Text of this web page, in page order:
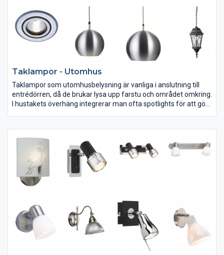
Taklampor - Utomhus
Taklampor som utomhusbelysning är vanliga i anslutning till
entrédörren, då de brukar lysa upp farstu och området omkring.
I hustakets överhäng integrerar man ofta spotlights för att göra